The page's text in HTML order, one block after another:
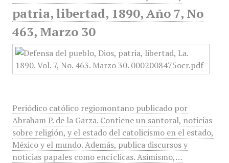
patria, libertad, 1890, Año 7, No
463, Marzo 30
Periódico católico regiomontano publicado por
Abraham P. de la Garza. Contiene un santoral, noticias
sobre religión, y el estado del catolicismo en el estado,
México y el mundo. Además, publica discursos y
noticias papales como encíclicas. Asimismo,…